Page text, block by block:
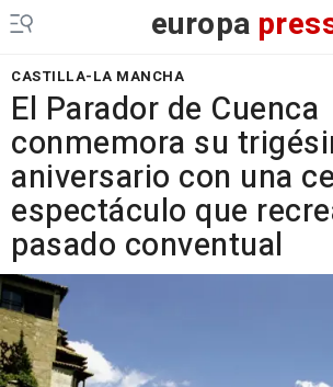
europa
CASTILLA-LA MANCHA
El Parador de Cuenca
conmemora su
aniversario con una
espectáculo que
pasado conventual